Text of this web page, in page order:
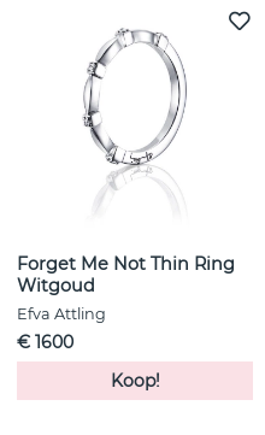
Forget Me Not Thin Ring
Witgoud
Efva Attling
€ 1600
Koop!